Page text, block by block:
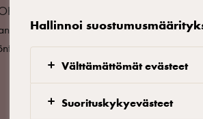
burgerit ovat kaikkea muuta kuin
ja viihtymään. – Kun asiakkaat nauttivat,
fiiliksessä, ravintolapäällikkö
Hallinnoi
Välttämättömät evästeet
Suorituskykyevästeet